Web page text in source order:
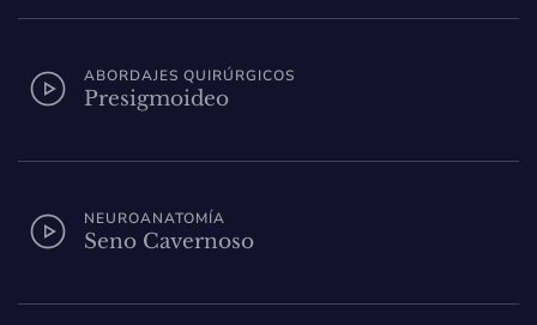
ABORDAJES QUIRÚRGICOS
Presigmoideo
NEUROANATOMÍA
Seno Cavernoso